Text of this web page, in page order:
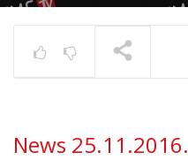
News 25.11.2016.